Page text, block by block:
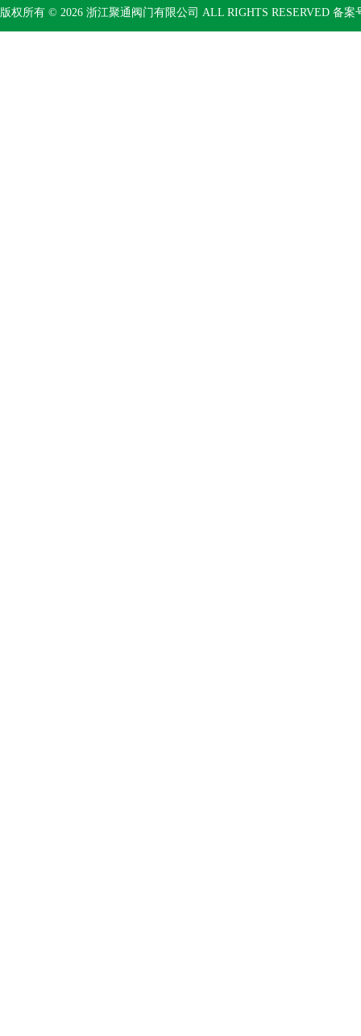
版权所有 © 2026 浙江聚通阀门有限公司 ALL RIGHTS RESERVED 备案